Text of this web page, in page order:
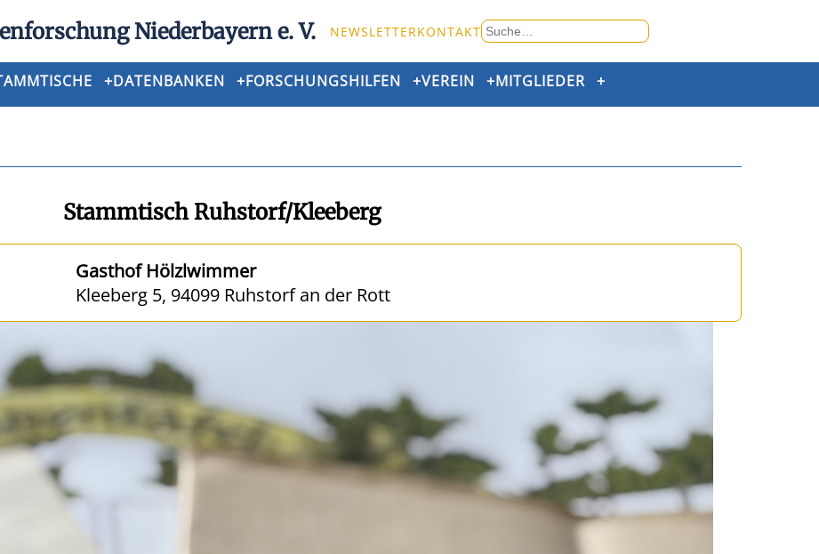
Niederbayern e. V. NEWSLETTERKONTAKTSuche
nach:
+DATENBANKEN +FORSCHUNGSHILFEN +VEREIN +MITGLIEDER +
Stammtisch Ruhstorf/Kleeberg
Gasthof Hölzlwimmer
Kleeberg 5, 94099 Ruhstorf an der Rott